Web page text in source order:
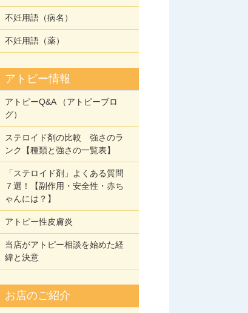
不妊用語（病名）
不妊用語（薬）
アトピー情報
アトピーQ&A （アトピーブロ
グ）
ステロイド剤の比較 強さのラ
ンク【種類と強さの一覧表】
「ステロイド剤」よくある質問
７選！【副作用・安全性・赤ち
ゃんには？】
アトピー性皮膚炎
当店がアトピー相談を始めた経
緯と決意
お店のご紹介